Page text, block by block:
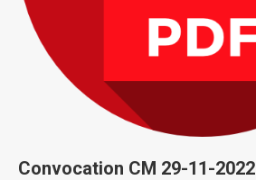
Convocation CM 29-11-2022